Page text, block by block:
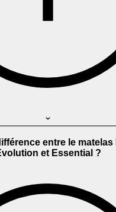
entre le matelas
et Essential ?